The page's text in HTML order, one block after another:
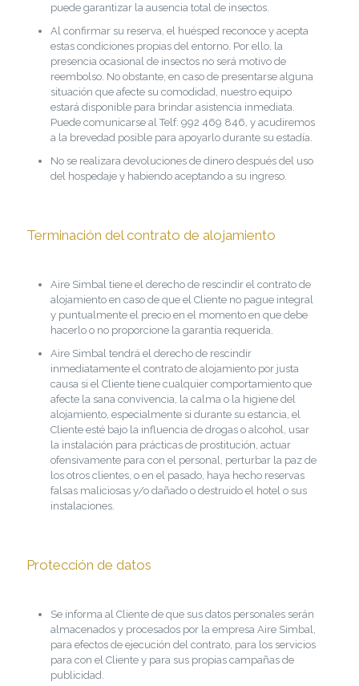
puede garantizar la ausencia total de insectos.
Al confirmar su reserva, el huésped reconoce y acepta
estas condiciones propias del entorno. Por ello, la
presencia ocasional de insectos no será motivo de
reembolso. No obstante, en caso de presentarse alguna
situación que afecte su comodidad, nuestro equipo
estará disponible para brindar asistencia inmediata.
Puede comunicarse al Telf: 992 469 846, y acudiremos
a la brevedad posible para apoyarlo durante su estadía.
No se realizara devoluciones de dinero después del uso
del hospedaje y habiendo aceptando a su ingreso.
Terminación del contrato de alojamiento
Aire Simbal tiene el derecho de rescindir el contrato de
alojamiento en caso de que el Cliente no pague integral
y puntualmente el precio en el momento en que debe
hacerlo o no proporcione la garantía requerida.
Aire Simbal tendrá el derecho de rescindir
inmediatamente el contrato de alojamiento por justa
causa si el Cliente tiene cualquier comportamiento que
afecte la sana convivencia, la calma o la higiene del
alojamiento, especialmente si durante su estancia, el
Cliente esté bajo la influencia de drogas o alcohol, usar
la instalación para prácticas de prostitución, actuar
ofensivamente para con el personal, perturbar la paz de
los otros clientes, o en el pasado, haya hecho reservas
falsas maliciosas y/o dañado o destruido el hotel o sus
instalaciones.
Protección de datos
Se informa al Cliente de que sus datos personales serán
almacenados y procesados por la empresa Aire Simbal,
para efectos de ejecución del contrato, para los servicios
para con el Cliente y para sus propias campañas de
publicidad.